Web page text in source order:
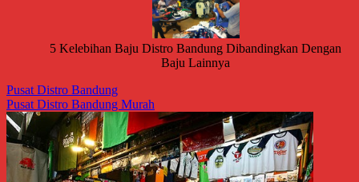
5 Kelebihan Baju Distro Bandung Dibandingkan Dengan
Baju Lainnya
Pusat Distro Bandung
Pusat Distro Bandung Murah